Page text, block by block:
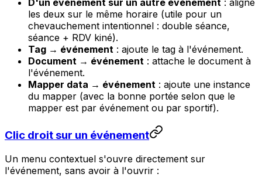
D'un événement sur un autre événement : aligne
les deux sur le même horaire (utile pour un
chevauchement intentionnel : double séance,
séance + RDV kiné).
Tag → événement : ajoute le tag à l'événement.
Document → événement : attache le document à
l'événement.
Mapper data → événement : ajoute une instance
du mapper (avec la bonne portée selon que le
mapper est par événement ou par sportif).
Clic droit sur un événement
Un menu contextuel s'ouvre directement sur
l'événement, sans avoir à l'ouvrir :